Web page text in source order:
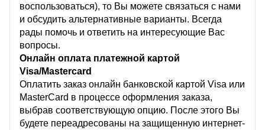
воспользоваться), то Вы можете связаться с нами
и обсудить альтернативные варианты. Всегда
рады помочь и ответить на интересующие Вас
вопросы.
Онлайн оплата платежной картой
Visa/Mastercard
Оплатить заказ онлайн банковской картой Visa или
MasterCard в процессе оформления заказа,
выбрав соответствующую опцию. После этого Вы
будете переадресованы на защищенную интернет-